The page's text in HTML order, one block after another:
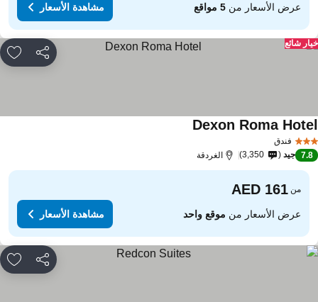
عرض الأسعار من5 مواقع مشاهدة الأسعار
مشاركة
شائع
فندق
Dexon Roma
7.8 جيد 3,350 الغردقة
من
عرض الأسعار منموقع واحد مشاهدة الأسعار
مشاركة